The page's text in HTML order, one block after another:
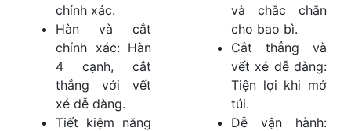
chính xác.
Hàn và cắt
chính xác: Hàn
4 cạnh, cắt
thẳng với vết
xé dễ dàng.
Tiết kiệm năng
và chắc chắn
cho bao bì.
Cắt thẳng và
vết xé dễ dàng:
Tiện lợi khi mở
túi.
Dễ vận hành: